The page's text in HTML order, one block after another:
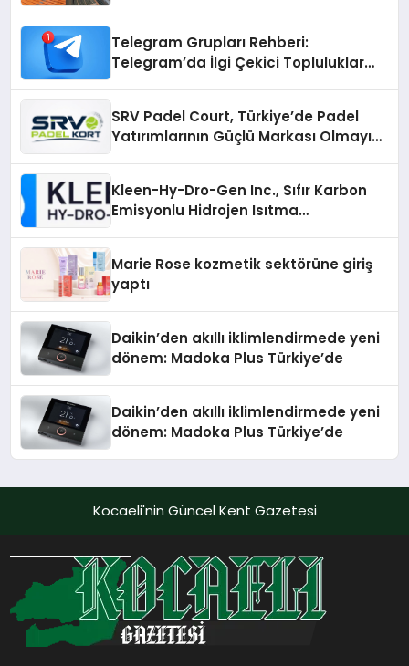
Telegram Grupları Rehberi:
Telegram’da İlgi Çekici Topluluklar
SRV Padel Court, Türkiye’de Padel
Yatırımlarının Güçlü Markası Olmayı
Kleen-Hy-Dro-Gen Inc., Sıfır Karbon
Emisyonlu Hidrojen Isıtma
Marie Rose kozmetik sektörüne giriş
yaptı
Daikin’den akıllı iklimlendirmede yeni
dönem: Madoka Plus Türkiye’de
Daikin’den akıllı iklimlendirmede yeni
dönem: Madoka Plus Türkiye’de
Kocaeli'nin Güncel Kent Gazetesi